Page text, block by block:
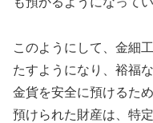
このようにして、金細
たすようになり、裕福
金貨を安全に預けるた
預けられた財産は、特